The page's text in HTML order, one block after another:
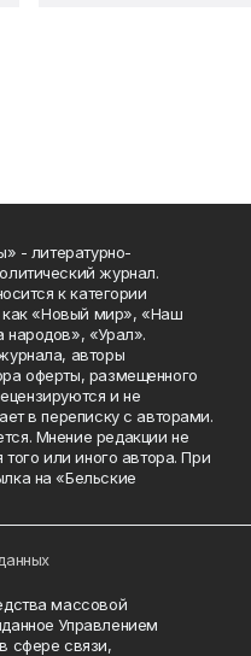
- литературно-
журнал.
к категории
как «Новый мир», «Наш
«Урал».
авторы
оферты, размещенного
и не
в переписку с авторами.
Мнение редакции не
или иного автора. При
на «Бельские
массовой
Управлением
сфере связи,